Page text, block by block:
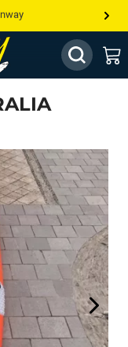
wingfoil, etc...
? On s’aligne !
!